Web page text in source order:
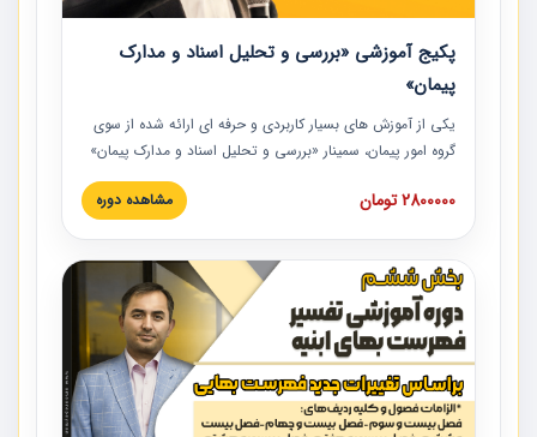
پکیج آموزشی «بررسی و تحلیل اسناد و مدارک
پیمان»
یکی از آموزش‏‏‏‏‏‏ های بسیار کاربردی و حرفه‏ ای ارائه شده از سوی
گروه امور پیمان، سمینار «بررسی و تحلیل اسناد و مدارک پیمان»
است که در دانشگاه صنعتی شریف ارائه شد. در این آموزش
نکات کلیدی مربوط به اسناد و مدارک پیمان، اولویت بندی اسناد
پیمان به همراه تجربیات عملی در این خصوص ارائه شده است.
2800000 تومان مشاهده دوره